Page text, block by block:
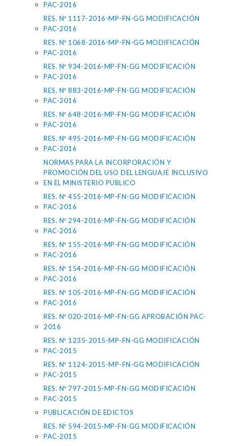
PAC-2016
RES. Nº 1117-2016-MP-FN-GG MODIFICACIÓN
PAC-2016
RES. Nº 1068-2016-MP-FN-GG MODIFICACIÓN
PAC-2016
RES. Nº 934-2016-MP-FN-GG MODIFICACIÓN
PAC-2016
RES. Nº 883-2016-MP-FN-GG MODIFICACIÓN
PAC-2016
RES. Nº 648-2016-MP-FN-GG MODIFICACIÓN
PAC-2016
RES. Nº 495-2016-MP-FN-GG MODIFICACIÓN
PAC-2016
NORMAS PARA LA INCORPORACIÓN Y
PROMOCIÓN DEL USO DEL LENGUAJE INCLUSIVO
EN EL MINISTERIO PUBLICO
RES. Nº 455-2016-MP-FN-GG MODIFICACIÓN
PAC-2016
RES. Nº 294-2016-MP-FN-GG MODIFICACIÓN
PAC-2016
RES. Nº 155-2016-MP-FN-GG MODIFICACIÓN
PAC-2016
RES. Nº 154-2016-MP-FN-GG MODIFICACIÓN
PAC-2016
RES. Nº 105-2016-MP-FN-GG MODIFICACIÓN
PAC-2016
RES. Nº 020-2016-MP-FN-GG APROBACIÓN PAC-
2016
RES. Nº 1235-2015-MP-FN-GG MODIFICACIÓN
PAC-2015
RES. Nº 1124-2015-MP-FN-GG MODIFICACIÓN
PAC-2015
RES. Nº 797-2015-MP-FN-GG MODIFICACIÓN
PAC-2015
PUBLICACIÓN DE EDICTOS
RES. Nº 594-2015-MP-FN-GG MODIFICACIÓN
PAC-2015